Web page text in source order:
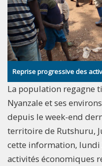
Reprise progressive des
La population regagne
Nyanzale et ses
depuis le week-end
territoire de Rutshuru,
cette information,
activités économiques